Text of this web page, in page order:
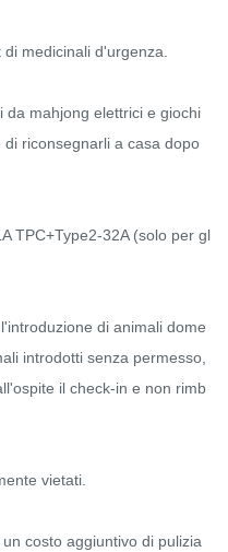
medicinali d'urgenza.
da mahjong elettrici e giochi
riconsegnarli a casa dopo
TPC+Type2-32A (solo per gl
di animali dome
introdotti senza permesso,
il check-in e non rimb
vietati.
costo aggiuntivo di pulizia